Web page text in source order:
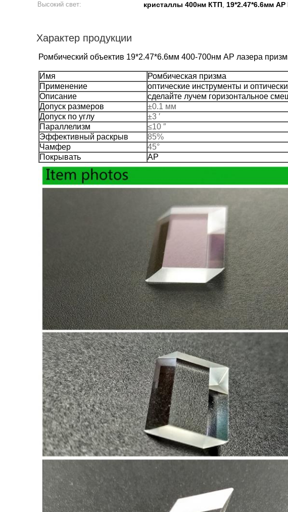
Высокий свет:
кристаллы 400нм КТП, 19*2.47*6.6мм
Характер продукции
Ромбический объектив 19*2.47*6.6мм 400-700нм АР лазера
Имя
Ромбическая призма
Применение
оптические инструменты и
Описание
сделайте лучем горизонтальное
Допуск размеров
±0.1 мм
Допуск по углу
±3 ′
Параллелизм
≤10 ″
Эффективный раскрыв
85%
Чамфер
45°
Покрывать
АР